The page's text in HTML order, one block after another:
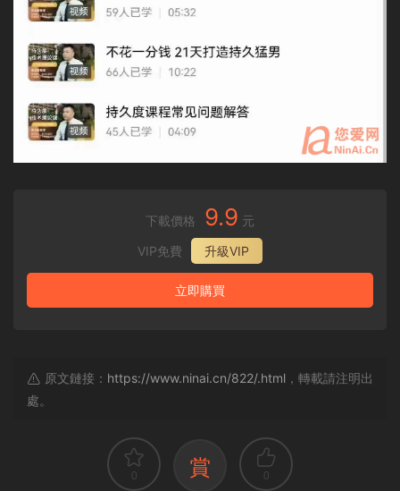
下載價格 9.9 元
VIP免費
升級VIP
立即購買
原文鏈接： https://www.ninai.cn/822/.html ，轉載請注明出
處。
0 賞 0